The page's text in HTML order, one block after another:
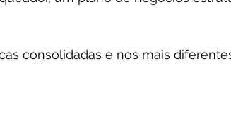
consolidadas e nos mais